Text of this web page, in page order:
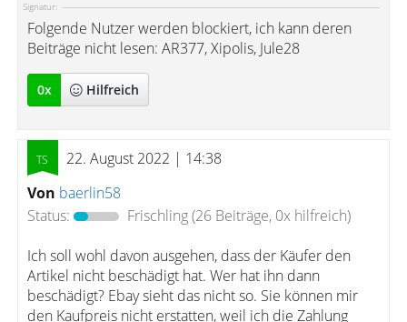
Signatur:
Folgende Nutzer werden blockiert, ich kann deren
Beiträge nicht lesen: AR377, Xipolis, Jule28
0x Hilfreich
22. August 2022 | 14:38
Von baerlin58
Status:
Frischling(26 Beiträge, 0x hilfreich)
Ich soll wohl davon ausgehen, dass der Käufer den
Artikel nicht beschädigt hat. Wer hat ihn dann
beschädigt? Ebay sieht das nicht so. Sie können mir
den Kaufpreis nicht erstatten, weil ich die Zahlung